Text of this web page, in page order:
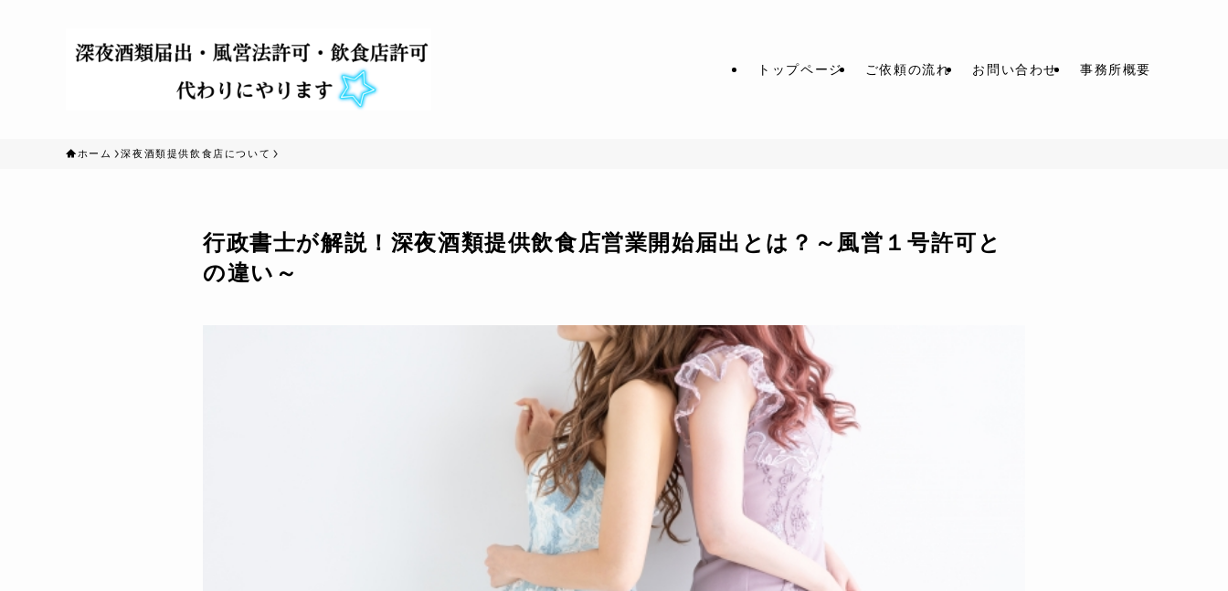
トップページ ご依頼の流れ お問い合わせ 事務所概要
ホーム 深夜酒類提供飲食店について
行政書士が解説！深夜酒類提供飲食店営業開始届出とは？～風営１号許可と
の違い～